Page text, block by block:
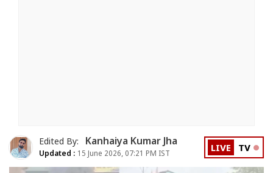
Edited By: Kanhaiya Kumar Jha
Updated : 15 June 2026, 07:21 PM IST LIVE TV